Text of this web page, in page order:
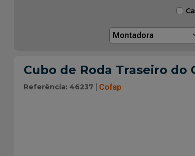
Montadora
Cubo de Roda Traseiro do
Referência: 46237 Cofap